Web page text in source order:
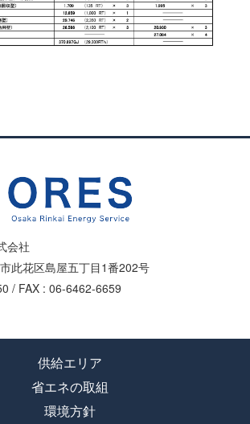
会社
此花区島屋五丁目1番202号
/ FAX : 06-6462-6659
供給エリア
省エネの取組
環境方針